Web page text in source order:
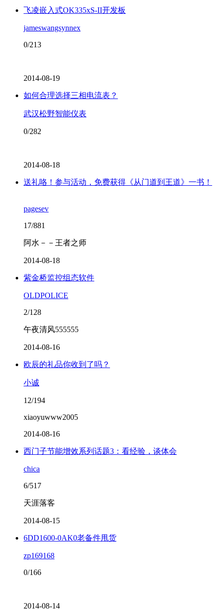
飞凌嵌入式OK335xS-II开发板
jameswangsynnex
0/213
2014-08-19
如何合理选择三相电流表？
武汉松野智能仪表
0/282
2014-08-18
送礼咯！参与活动，免费获得《从门道到王道》一书！
pagesev
17/881
阿水－－王者之师
2014-08-18
紫金桥监控组态软件
OLDPOLICE
2/128
午夜清风555555
2014-08-16
欧辰的礼品你收到了吗？
小诚
12/194
xiaoyuwww2005
2014-08-16
西门子节能增效系列话题3：看经验，谈体会
chica
6/517
天涯落客
2014-08-15
6DD1600-0AK0老备件甩货
zp169168
0/166
2014-08-14